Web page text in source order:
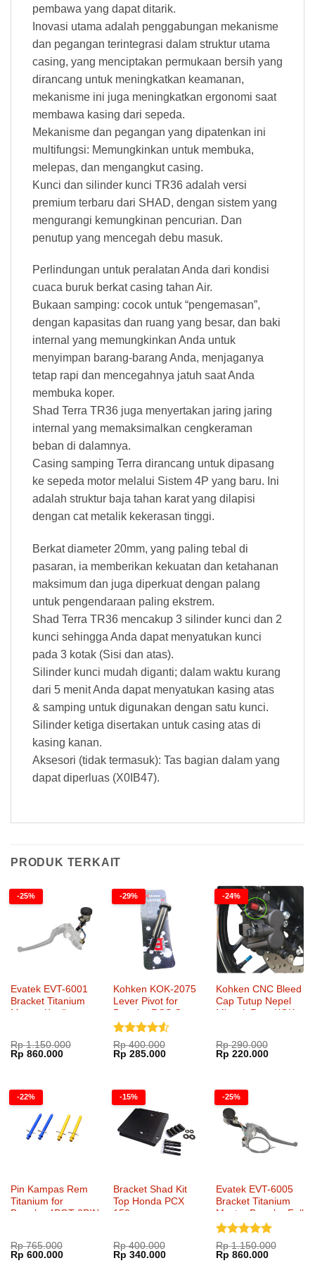
pembawa yang dapat ditarik.
Inovasi utama adalah penggabungan mekanisme
dan pegangan terintegrasi dalam struktur utama
casing, yang menciptakan permukaan bersih yang
dirancang untuk meningkatkan keamanan,
mekanisme ini juga meningkatkan ergonomi saat
membawa kasing dari sepeda.
Mekanisme dan pegangan yang dipatenkan ini
multifungsi: Memungkinkan untuk membuka,
melepas, dan mengangkut casing.
Kunci dan silinder kunci TR36 adalah versi
premium terbaru dari SHAD, dengan sistem yang
mengurangi kemungkinan pencurian. Dan
penutup yang mencegah debu masuk.
Perlindungan untuk peralatan Anda dari kondisi
cuaca buruk berkat casing tahan Air.
Bukaan samping: cocok untuk “pengemasan”,
dengan kapasitas dan ruang yang besar, dan baki
internal yang memungkinkan Anda untuk
menyimpan barang-barang Anda, menjaganya
tetap rapi dan mencegahnya jatuh saat Anda
membuka koper.
Shad Terra TR36 juga menyertakan jaring jaring
internal yang memaksimalkan cengkeraman
beban di dalamnya.
Casing samping Terra dirancang untuk dipasang
ke sepeda motor melalui Sistem 4P yang baru. Ini
adalah struktur baja tahan karat yang dilapisi
dengan cat metalik kekerasan tinggi.
Berkat diameter 20mm, yang paling tebal di
pasaran, ia memberikan kekuatan dan ketahanan
maksimum dan juga diperkuat dengan palang
untuk pengendaraan paling ekstrem.
Shad Terra TR36 mencakup 3 silinder kunci dan 2
kunci sehingga Anda dapat menyatukan kunci
pada 3 kotak (Sisi dan atas).
Silinder kunci mudah diganti; dalam waktu kurang
dari 5 menit Anda dapat menyatukan kasing atas
& samping untuk digunakan dengan satu kunci.
Silinder ketiga disertakan untuk casing atas di
kasing kanan.
Aksesori (tidak termasuk): Tas bagian dalam yang
dapat diperluas (X0IB47).
PRODUK TERKAIT
-25%
Evatek EVT-6001
Bracket Titanium
Master Kopling
Rp1.150.000
Harga
aslinya
Rp 860.000Harga
Rp 860.000.
-29%
Kohken KOK-2075
Lever Pivot for
Brembo RCS Corsa
Corta Master
Dinilai4.5
dari 5
Rp400.000
Harga
aslinya
Rp 285.000Harga
Rp 285.000.
-24%
Kohken CNC Bleed
Cap Tutup Nepel
Minyak Rem KOK-
Rp290.000
Harga
aslinya
Rp 220.000Harga
-22%
Pin Kampas Rem
Titanium for
Brembo 4POT 2PIN
Rp765.000
Harga
Rp 600.000Harga
-15%
Bracket Shad Kit
Top Honda PCX
150
Rp400.000
Harga
Rp 340.000Harga
-25%
Evatek EVT-6005
Bracket Titanium
Master Brembo Full
Fairing Single Disc
Dinilai5
dari 5
Rp1.150.000
Harga
Rp 860.000Harga